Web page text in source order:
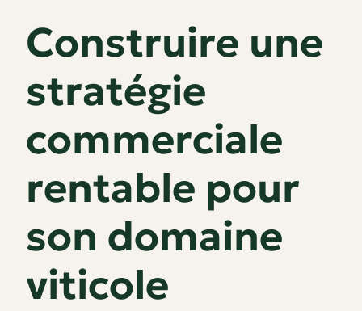
Construire une
stratégie
commerciale
rentable pour
son domaine
viticole